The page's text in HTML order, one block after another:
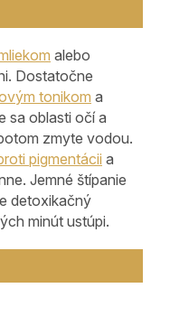
alebo
Dostatočne
tonikom a
sa oblasti očí a
zmyte vodou.
pigmentácii a
Jemné štípanie
detoxikačný
minút ustúpi.